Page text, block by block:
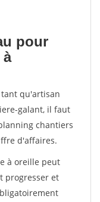
pour
qu'artisan
galant, il faut
chantiers
d'affaires.
à oreille peut
progresser et